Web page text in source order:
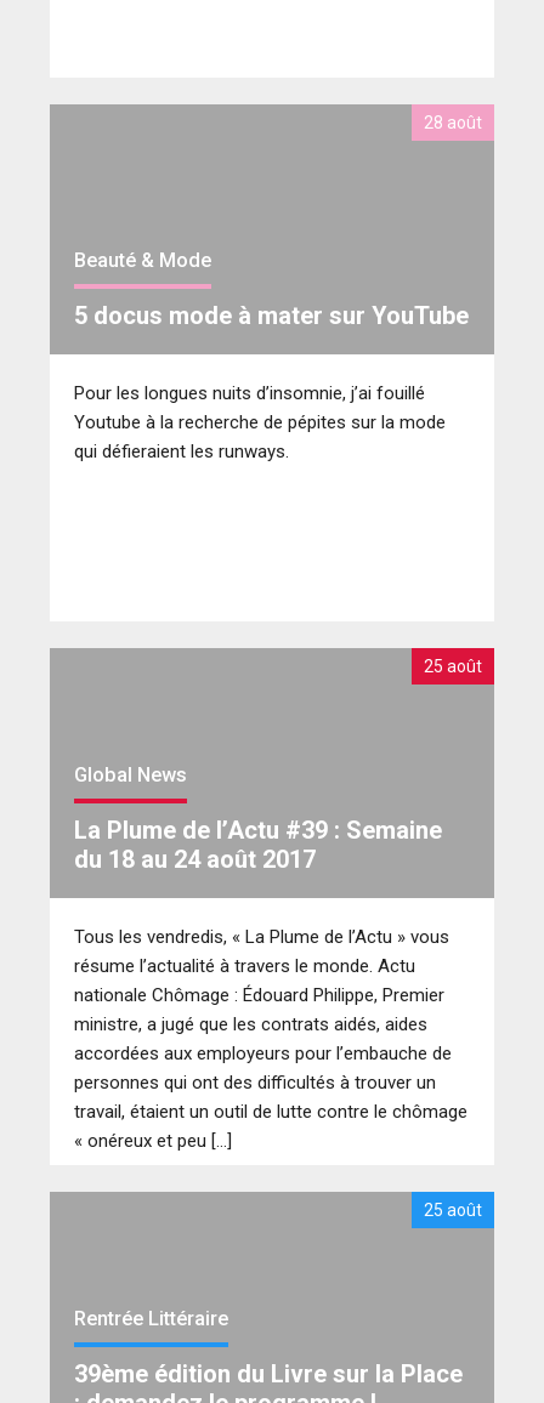
28 août
Beauté & Mode
5 docus mode à mater sur YouTube
Pour les longues nuits d’insomnie, j’ai fouillé
Youtube à la recherche de pépites sur la mode
qui défieraient les runways.
25 août
Global News
La Plume de l’Actu #39 : Semaine
du 18 au 24 août 2017
Tous les vendredis, « La Plume de l’Actu » vous
résume l’actualité à travers le monde. Actu
nationale Chômage : Édouard Philippe, Premier
ministre, a jugé que les contrats aidés, aides
accordées aux employeurs pour l’embauche de
personnes qui ont des difficultés à trouver un
travail, étaient un outil de lutte contre le chômage
« onéreux et peu […]
25 août
Rentrée Littéraire
39ème édition du Livre sur la Place